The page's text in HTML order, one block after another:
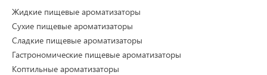
Жидкие пищевые ароматизаторы
Сухие пищевые ароматизаторы
Сладкие пищевые ароматизаторы
Гастрономические пищевые ароматизаторы
Коптильные ароматизаторы